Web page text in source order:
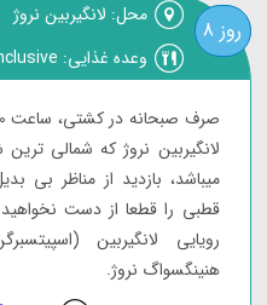
روز 8
محل: لانگیربین نروژ
وعده غذایی: Full Board/All-inclusive
لانگیربین نروژ که شمالی
میباشد، بازدید از مناظر بی
رویایی لانگیربین
هنینگسواگ نروژ.